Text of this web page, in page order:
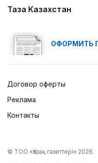
Таза Казахстан
ОФОРМИТЬ
Договор оферты
Реклама
Контакты
© ТОО «Қазақ газеттері» 2026.